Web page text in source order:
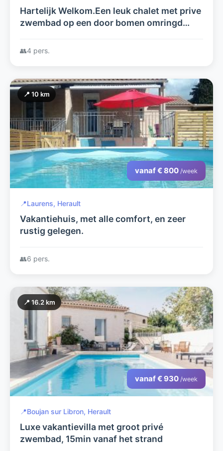
Hartelijk Welkom.Een leuk chalet met prive
zwembad op een door bomen omringd
privacy geschikt voor naturisme
👥4 pers.
📍 10 km
vanaf € 800 /week
📍Laurens, Herault
Vakantiehuis, met alle comfort, en zeer
rustig gelegen.
👥6 pers.
📍 16.2 km
vanaf € 930 /week
📍Boujan sur Libron, Herault
Luxe vakantievilla met groot privé
zwembad, 15min vanaf het strand